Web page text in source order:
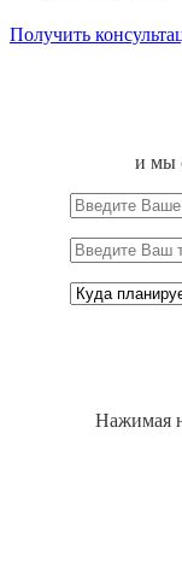
Получить
и мы
Нажимая